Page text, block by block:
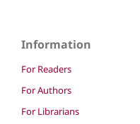
Information
For Readers
For Authors
For Librarians